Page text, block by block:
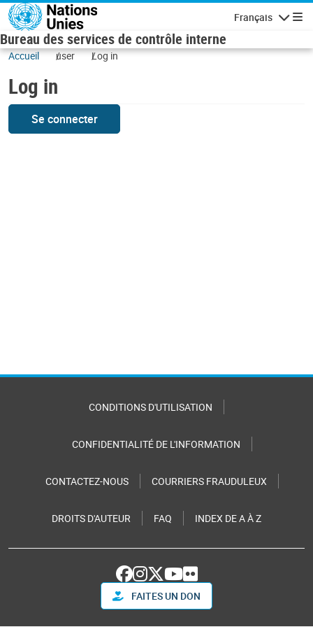
Skip to main content
Français
Bureau des services de contrôle interne
Accueil user Log in
Log in
Se connecter
CONDITIONS D'UTILISATION
CONFIDENTIALITÉ DE L'INFORMATION
CONTACTEZ-NOUS COURRIERS FRAUDULEUX
DROITS D'AUTEUR FAQ INDEX DE A À Z
FAITES UN DON